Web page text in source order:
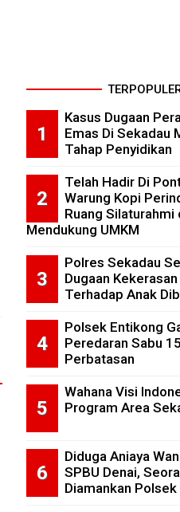
Kasus Dugaan
Emas Di Sekadau
Tahap Penyidikan
Telah Hadir Di
Warung Kopi
Ruang Silaturahmi
Mendukung UMKM
Polres Sekadau
Dugaan
Terhadap Anak
Polsek Entikong
Peredaran Sabu
Perbatasan
Wahana Visi
Program Area
Diduga Aniaya
SPBU Denai,
Diamankan